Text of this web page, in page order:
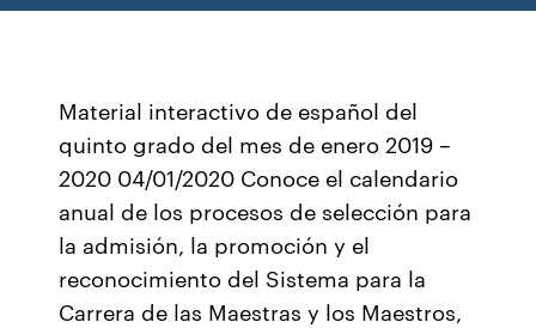
Material interactivo de español del
quinto grado del mes de enero 2019 –
2020 04/01/2020 Conoce el calendario
anual de los procesos de selección para
la admisión, la promoción y el
reconocimiento del Sistema para la
Carrera de las Maestras y los Maestros,